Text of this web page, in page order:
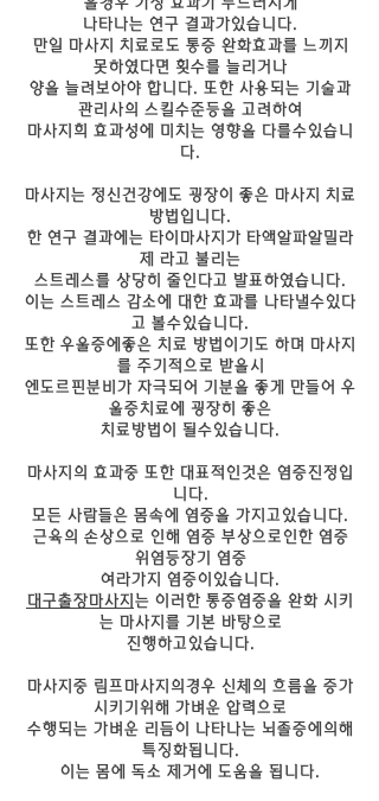
나타나는 연구 결과가있습니다.
만일 마사지 치료로도 통증 완화효과를 느끼지
못하였다면 횟수를 늘리거나
양을 늘려보아야 합니다. 또한 사용되는 기술과
관리사의 스킬수준등을 고려하여
마사지희 효과성에 미치는 영향을 다를수있습니
다.
마사지는 정신건강에도 굉장이 좋은 마사지 치료
방법입니다.
한 연구 결과에는 타이마사지가 타액알파알밀라
제 라고 불리는
스트레스를 상당히 줄인다고 발표하였습니다.
이는 스트레스 감소에 대한 효과를 나타낼수있다
고 볼수있습니다.
또한 우울증에좋은 치료 방법이기도 하며 마사지
를 주기적으로 받을시
엔도르핀분비가 자극되어 기분을 좋게 만들어 우
울증치료에 굉장히 좋은
치료방법이 될수있습니다.
마사지의 효과중 또한 대표적인것은 염증진정입
니다.
모든 사람들은 몸속에 염증을 가지고있습니다.
근육의 손상으로 인해 염증 부상으로인한 염증
위염등장기 염증
여라가지 염증이있습니다.
대구출장마사지 는 이러한 통증염증을 완화 시키
는 마사지를 기본 바탕으로
진행하고있습니다.
마사지중 림프마사지의경우 신체의 흐름을 증가
시키기위해 가벼운 압력으로
수행되는 가벼운 리듬이 나타나는 뇌졸증에의해
특징화됩니다.
이는 몸에 독소 제거에 도움을 됩니다.